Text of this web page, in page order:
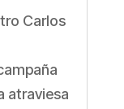
Carlos
atraviesa